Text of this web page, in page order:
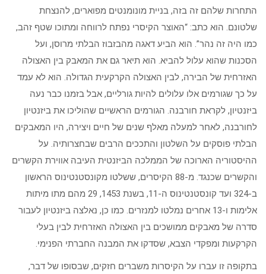
התחרות שלהם זה בזה, בניית מונומנטים מפוארים, להנצחת
שלטונם. הוא כתב: “האוצר הקיסרי נפתח לרווחה ומתוכו שטף זהב,
כמו היה זה נהר”. הוא הביע דאגה מהבזבוז הבלתי מרוסן, ועל
הסכנות שהוא עלול להביא. הוא תיאר גם את המאבק בין האצולה
האזרחית של הבירה, לבין האצולה הקרקעית הגדולה. הוא לא עמד
על כך שגורמים אלו עלולים להיות גורליים, אבל בזמנו כבר נעה
ביזנטיון, לקראת חורבנה. הגורמים הראשיים שהוליכו את ביזנטיון
לחורבנה, לאחר למעלה מאלף שנים של חיים ויצירה, היו המאבקים
הבלתי פוסקים על השלטון והתככים הרבים שבחצרותיה. על
ההיסטוריה הארוכה של הממלכה הביזנטית העיבה אווירת הקשרים
והקשרים שכנגד. מ-88 הקיסרים, ששלטו מקונסטנטינוס הראשון
ב-324 ועד קונסטנטינוס ה-11, בשנת 1453, 29 מהם מתו מיתות
אלימות ו-13 אחרים נמלטו למנזרים. כמו כן, נאלצה ביזנטיון לעבור
סדרה של מאבקים ממושכים בין האצולה האזרחית לבין בעלי
הקרקעות ומפקדי הצבא, שסדקו את המבנה החברתי הפנימי.
בתקופה זו עברו על הקיסרות משברים חזקים, שבסופו של דבר,